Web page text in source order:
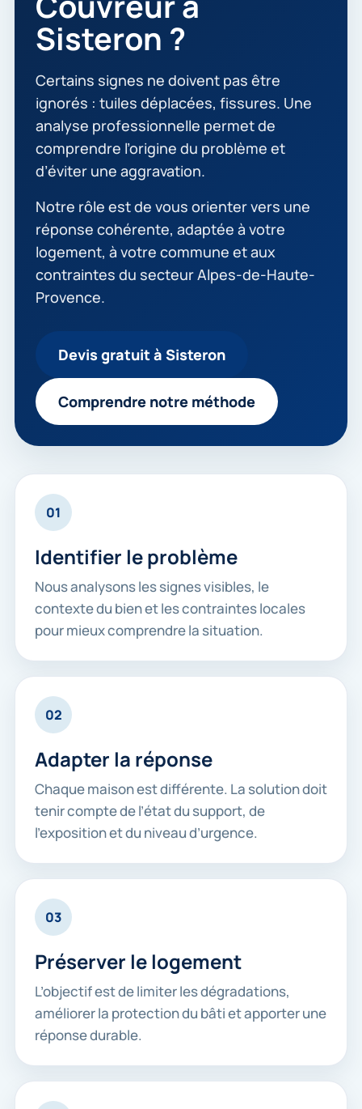
Sisteron ?
Certains signes ne doivent pas être
ignorés : tuiles déplacées, fissures. Une
analyse professionnelle permet de
comprendre l’origine du problème et
d’éviter une aggravation.
Notre rôle est de vous orienter vers une
réponse cohérente, adaptée à votre
logement, à votre commune et aux
contraintes du secteur Alpes-de-Haute-
Provence.
Devis gratuit à Sisteron
Comprendre notre méthode
01
Identifier le problème
Nous analysons les signes visibles, le
contexte du bien et les contraintes locales
pour mieux comprendre la situation.
02
Adapter la réponse
Chaque maison est différente. La solution doit
tenir compte de l’état du support, de
l’exposition et du niveau d’urgence.
03
Préserver le logement
L’objectif est de limiter les dégradations,
améliorer la protection du bâti et apporter une
réponse durable.